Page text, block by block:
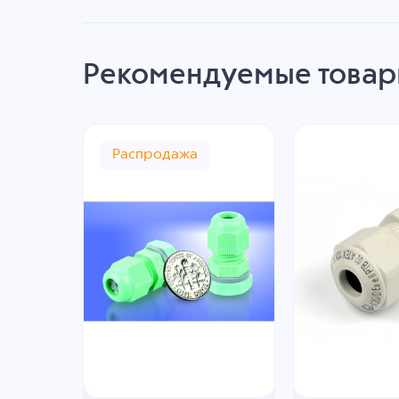
Рекомендуемые
Распродажа